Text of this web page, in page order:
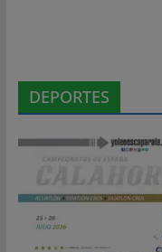
DEPORTES